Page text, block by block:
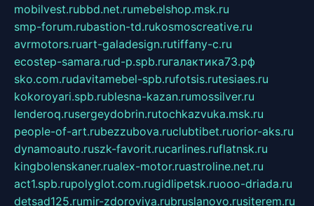
mobilvest.rubbd.net.rumebelshop.msk.ru
smp-forum.rubastion-td.rukosmoscreative.ru
avrmotors.ruart-galadesign.rutiffany-c.ru
ecostep-samara.rud-p.spb.ruгалактика73.рф
sko.com.rudavitamebel-spb.rufotsis.rutesiaes.ru
kokoroyari.spb.rublesna-kazan.rumossilver.ru
lenderoq.rusergeydobrin.rutochkazvuka.msk.ru
people-of-art.rubezzubova.ruclubtibet.ruorior-aks.ru
dynamoauto.ruszk-favorit.rucarlines.ruflatnsk.ru
kingbolenskaner.rualex-motor.ruastroline.net.ru
act1.spb.rupolyglot.com.rugidlipetsk.ruooo-driada.ru
detsad125.rumir-zdoroviya.rubruslanovo.rusiterem.ru